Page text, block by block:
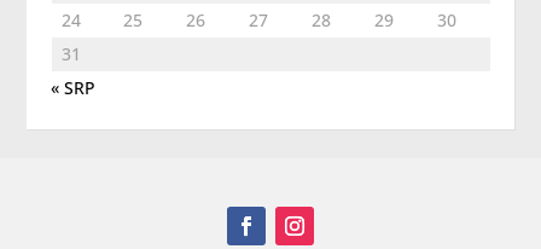
24
25 26 27 28 29
30
31
« SRP